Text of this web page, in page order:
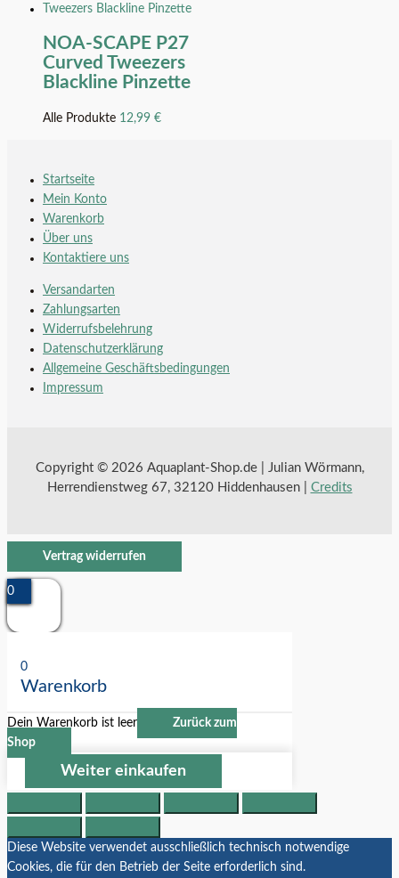
NOA-SCAPE P27
Curved Tweezers
Blackline Pinzette
Alle Produkte 12,99 €
Startseite
Mein Konto
Warenkorb
Über uns
Kontaktiere uns
Versandarten
Zahlungsarten
Widerrufsbelehrung
Datenschutzerklärung
Allgemeine Geschäftsbedingungen
Impressum
Copyright © 2026 Aquaplant-Shop.de | Julian Wörmann,
Herrendienstweg 67, 32120 Hiddenhausen | Credits
Vertrag widerrufen
0
0
Warenkorb
Dein Warenkorb ist leer
Zurück zum
Shop
Weiter einkaufen
Diese Website verwendet ausschließlich technisch notwendige
Cookies, die für den Betrieb der Seite erforderlich sind.